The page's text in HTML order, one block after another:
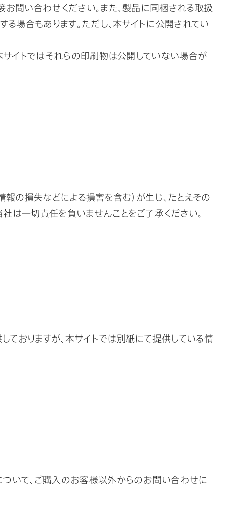
問い合わせください。また、製品に同梱される取扱
場合もあります。ただし、本サイトに公開されてい
イトではそれらの印刷物は公開していない場合が
の損失などによる損害を含む）が生じ、たとえその
は一切責任を負いませんことをご了承ください。
おりますが、本サイトでは別紙にて提供している情
いて、ご購入のお客様以外からのお問い合わせに